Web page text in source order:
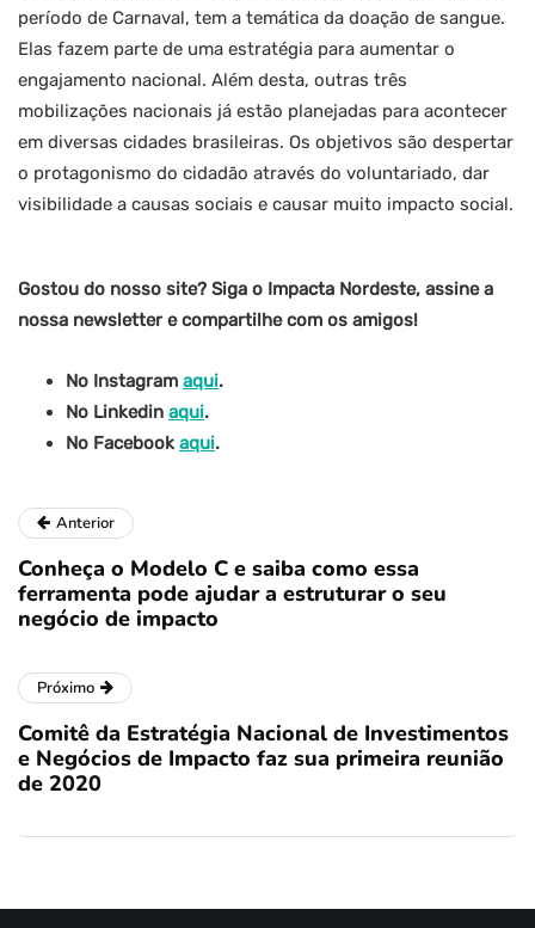
período de Carnaval, tem a temática da doação de sangue.
Elas fazem parte de uma estratégia para aumentar o
engajamento nacional. Além desta, outras três
mobilizações nacionais já estão planejadas para acontecer
em diversas cidades brasileiras. Os objetivos são despertar
o protagonismo do cidadão através do voluntariado, dar
visibilidade a causas sociais e causar muito impacto social.
Gostou do nosso site? Siga o Impacta Nordeste, assine a
nossa newsletter e compartilhe com os amigos!
No Instagram aqui.
No Linkedin aqui.
No Facebook aqui.
Anterior
Conheça o Modelo C e saiba como essa
ferramenta pode ajudar a estruturar o seu
negócio de impacto
Próximo
Comitê da Estratégia Nacional de Investimentos
e Negócios de Impacto faz sua primeira reunião
de 2020